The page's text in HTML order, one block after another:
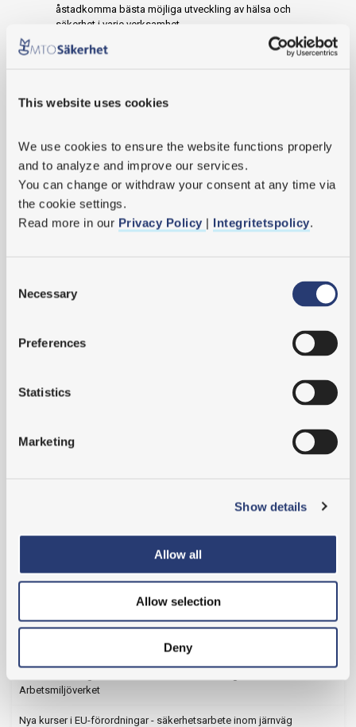
This website uses cookies
We use cookies to ensure the website functions properly
and to analyze and improve our services.
You can change or withdraw your consent at any time via
the cookie settings.
Read more in our Privacy Policy | Integritetspolicy.
Selection
Necessary
Preferences
Statistics
Marketing
Show details
Allow all
Allow selection
Deny
2026
2025
2021
2019
MTO-perspektivet som verktyg behövs i alla verksamheter
Sara föreläser om vikten av MTO-perspektiv i utredningsarbetet
Arbetsmiljöverket
Nya kurser i EU-förordningar - säkerhetsarbete inom järnväg
åstadkomma bästa möjliga utveckling av hälsa och
säkerhet i varje verksamhet.
Vår rekommendation är att alltid ha ett uppstartsmöte och i
större projekt inleda med en kartläggande behovsanalys.